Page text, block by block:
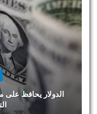
الدولار يحافظ على